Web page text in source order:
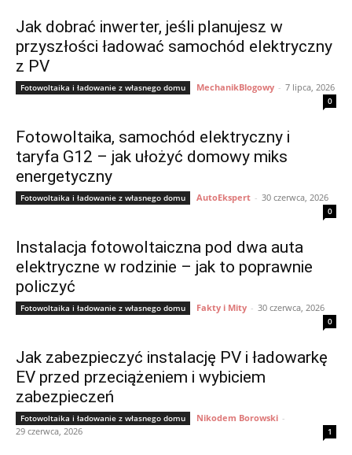
Jak dobrać inwerter, jeśli planujesz w
przyszłości ładować samochód elektryczny
z PV
Fotowoltaika i ładowanie z własnego domu MechanikBlogowy - 7 lipca, 2026
0
Fotowoltaika, samochód elektryczny i
taryfa G12 – jak ułożyć domowy miks
energetyczny
Fotowoltaika i ładowanie z własnego domu AutoEkspert - 30 czerwca, 2026
0
Instalacja fotowoltaiczna pod dwa auta
elektryczne w rodzinie – jak to poprawnie
policzyć
Fotowoltaika i ładowanie z własnego domu Fakty i Mity - 30 czerwca, 2026
0
Jak zabezpieczyć instalację PV i ładowarkę
EV przed przeciążeniem i wybiciem
zabezpieczeń
Fotowoltaika i ładowanie z własnego domu Nikodem Borowski -
29 czerwca, 2026
1